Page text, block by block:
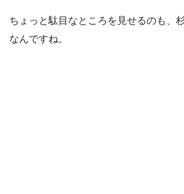
ちょっと駄目なところを見せるのも、
なんですね。